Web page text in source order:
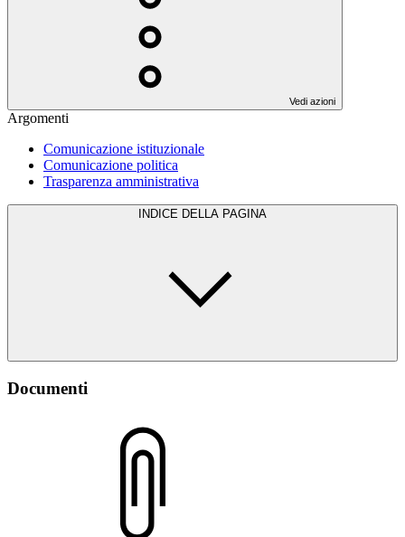
Vedi azioni
Argomenti
Comunicazione istituzionale
Comunicazione politica
Trasparenza amministrativa
INDICE DELLA PAGINA
Documenti